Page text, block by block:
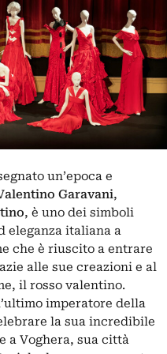
un’epoca e
Garavani,
, è uno dei simboli
eleganza italiana a
che è riuscito a entrare
alle sue creazioni e al
il rosso valentino.
imperatore della
la sua incredibile
a Voghera, sua città